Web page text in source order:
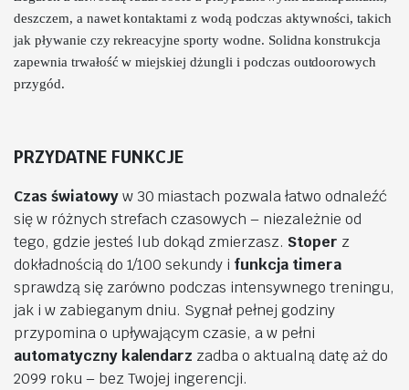
deszczem, a nawet kontaktami z wodą podczas aktywności, takich
jak pływanie czy rekreacyjne sporty wodne. Solidna konstrukcja
zapewnia trwałość w miejskiej dżungli i podczas outdoorowych
przygód.
PRZYDATNE FUNKCJE
Czas światowyw 30 miastach pozwala łatwo odnaleźć
się w różnych strefach czasowych – niezależnie od
tego, gdzie jesteś lub dokąd zmierzasz. Stoper z
dokładnością do 1/100 sekundy i funkcja timera
sprawdzą się zarówno podczas intensywnego treningu,
jak i w zabieganym dniu. Sygnał pełnej godziny
przypomina o upływającym czasie, a w pełni
automatyczny kalendarz zadba o aktualną datę aż do
2099 roku – bez Twojej ingerencji.